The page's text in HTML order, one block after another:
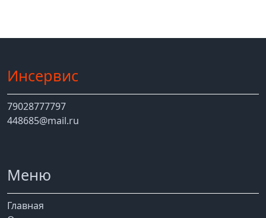
Инсервис
79028777797
448685@mail.ru
Меню
Главная